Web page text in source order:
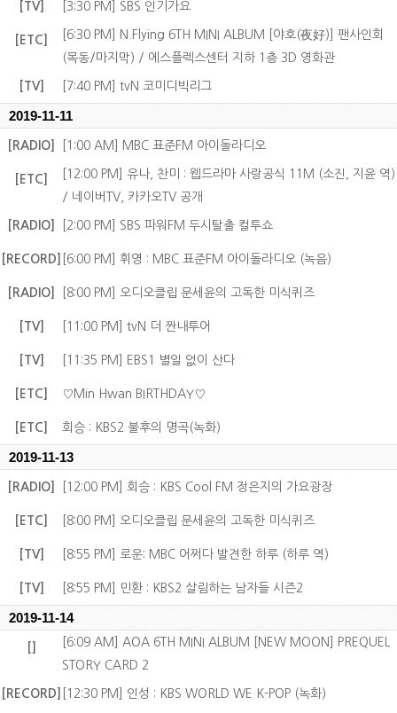
[TV] [3:30 PM] SBS 인기가요
[ETC]
[6:30 PM] N.Flying 6TH MINI ALBUM [야호(夜好)] 팬사인회
(목동/마지막) / 에스플렉스센터 지하 1층 3D 영화관
[TV] [7:40 PM] tvN 코미디빅리그
2019-11-11
[RADIO] [1:00 AM] MBC 표준FM 아이돌라디오
[ETC]
[12:00 PM] 유나, 찬미 : 웹드라마 사랑공식 11M (소진, 지윤 역)
/ 네이버TV, 카카오TV 공개
[RADIO] [2:00 PM] SBS 파워FM 두시탈출 컬투쇼
[RECORD] [6:00 PM] 휘영 : MBC 표준FM 아이돌라디오 (녹음)
[RADIO] [8:00 PM] 오디오클립 문세윤의 고독한 미식퀴즈
[TV] [11:00 PM] tvN 더 짠내투어
[TV] [11:35 PM] EBS1 별일 없이 산다
[ETC] ♡Min Hwan BIRTHDAY♡
[ETC] 회승 : KBS2 불후의 명곡(녹화)
2019-11-13
[RADIO] [12:00 PM] 회승 : KBS Cool FM 정은지의 가요광장
[ETC] [8:00 PM] 오디오클립 문세윤의 고독한 미식퀴즈
[TV] [8:55 PM] 로운: MBC 어쩌다 발견한 하루 (하루 역)
[TV] [8:55 PM] 민환 : KBS2 살림하는 남자들 시즌2
2019-11-14
[6:09 AM] AOA 6TH MINI ALBUM [NEW MOON] PREQUEL
STORY CARD 2
[RECORD] [12:30 PM] 인성 : KBS WORLD WE K-POP (녹화)